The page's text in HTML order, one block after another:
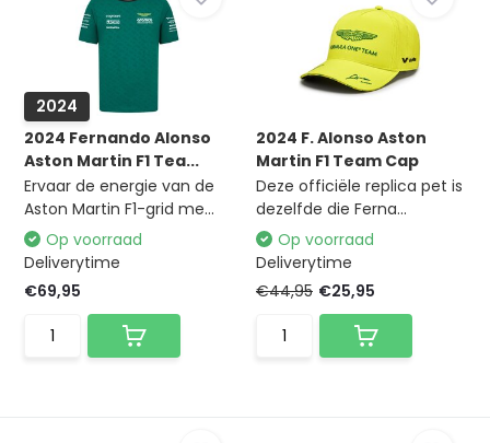
2024
2024 Fernando Alonso
Aston Martin F1 Tea...
Ervaar de energie van de
Aston Martin F1-grid me...
Op voorraad
Deliverytime
€69,95
2024 F. Alonso Aston
Martin F1 Team Cap
Deze officiële replica pet is
dezelfde die Ferna...
Op voorraad
Deliverytime
€44,95 €25,95